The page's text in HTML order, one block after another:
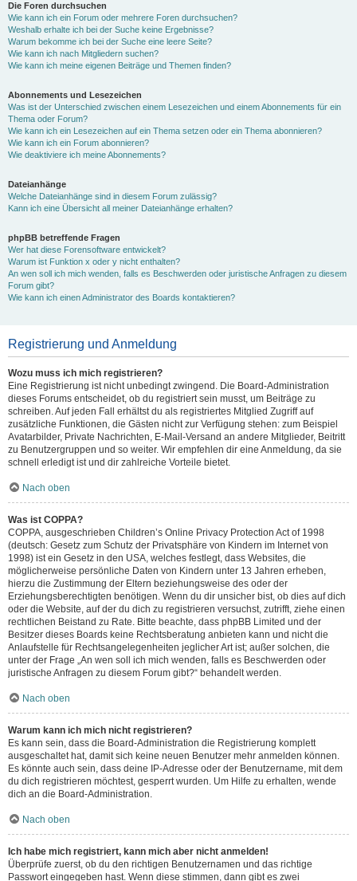
Die Foren durchsuchen
Wie kann ich ein Forum oder mehrere Foren durchsuchen?
Weshalb erhalte ich bei der Suche keine Ergebnisse?
Warum bekomme ich bei der Suche eine leere Seite?
Wie kann ich nach Mitgliedern suchen?
Wie kann ich meine eigenen Beiträge und Themen finden?
Abonnements und Lesezeichen
Was ist der Unterschied zwischen einem Lesezeichen und einem Abonnements für ein
Thema oder Forum?
Wie kann ich ein Lesezeichen auf ein Thema setzen oder ein Thema abonnieren?
Wie kann ich ein Forum abonnieren?
Wie deaktiviere ich meine Abonnements?
Dateianhänge
Welche Dateianhänge sind in diesem Forum zulässig?
Kann ich eine Übersicht all meiner Dateianhänge erhalten?
phpBB betreffende Fragen
Wer hat diese Forensoftware entwickelt?
Warum ist Funktion x oder y nicht enthalten?
An wen soll ich mich wenden, falls es Beschwerden oder juristische Anfragen zu diesem
Forum gibt?
Wie kann ich einen Administrator des Boards kontaktieren?
Registrierung und Anmeldung
Wozu muss ich mich registrieren?
Eine Registrierung ist nicht unbedingt zwingend. Die Board-Administration
dieses Forums entscheidet, ob du registriert sein musst, um Beiträge zu
schreiben. Auf jeden Fall erhältst du als registriertes Mitglied Zugriff auf
zusätzliche Funktionen, die Gästen nicht zur Verfügung stehen: zum Beispiel
Avatarbilder, Private Nachrichten, E-Mail-Versand an andere Mitglieder, Beitritt
zu Benutzergruppen und so weiter. Wir empfehlen dir eine Anmeldung, da sie
schnell erledigt ist und dir zahlreiche Vorteile bietet.
Nach oben
Was ist COPPA?
COPPA, ausgeschrieben Children’s Online Privacy Protection Act of 1998
(deutsch: Gesetz zum Schutz der Privatsphäre von Kindern im Internet von
1998) ist ein Gesetz in den USA, welches festlegt, dass Websites, die
möglicherweise persönliche Daten von Kindern unter 13 Jahren erheben,
hierzu die Zustimmung der Eltern beziehungsweise des oder der
Erziehungsberechtigten benötigen. Wenn du dir unsicher bist, ob dies auf dich
oder die Website, auf der du dich zu registrieren versuchst, zutrifft, ziehe einen
rechtlichen Beistand zu Rate. Bitte beachte, dass phpBB Limited und der
Besitzer dieses Boards keine Rechtsberatung anbieten kann und nicht die
Anlaufstelle für Rechtsangelegenheiten jeglicher Art ist; außer solchen, die
unter der Frage „An wen soll ich mich wenden, falls es Beschwerden oder
juristische Anfragen zu diesem Forum gibt?“ behandelt werden.
Nach oben
Warum kann ich mich nicht registrieren?
Es kann sein, dass die Board-Administration die Registrierung komplett
ausgeschaltet hat, damit sich keine neuen Benutzer mehr anmelden können.
Es könnte auch sein, dass deine IP-Adresse oder der Benutzername, mit dem
du dich registrieren möchtest, gesperrt wurden. Um Hilfe zu erhalten, wende
dich an die Board-Administration.
Nach oben
Ich habe mich registriert, kann mich aber nicht anmelden!
Überprüfe zuerst, ob du den richtigen Benutzernamen und das richtige
Passwort eingegeben hast. Wenn diese stimmen, dann gibt es zwei